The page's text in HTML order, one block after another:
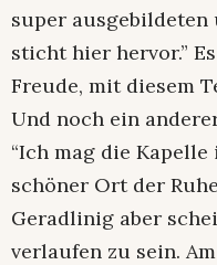
super
sticht hier hervor.”
Freude, mit diesem
Und noch ein
“Ich mag die
schöner Ort der
Geradlinig aber
verlaufen zu sein.